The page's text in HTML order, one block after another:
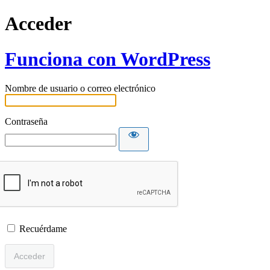
Acceder
Funciona con WordPress
Nombre de usuario o correo electrónico
Contraseña
Recuérdame